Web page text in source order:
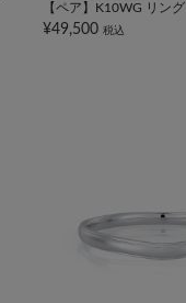
【ペア】K10WG リング
¥49,500 税込